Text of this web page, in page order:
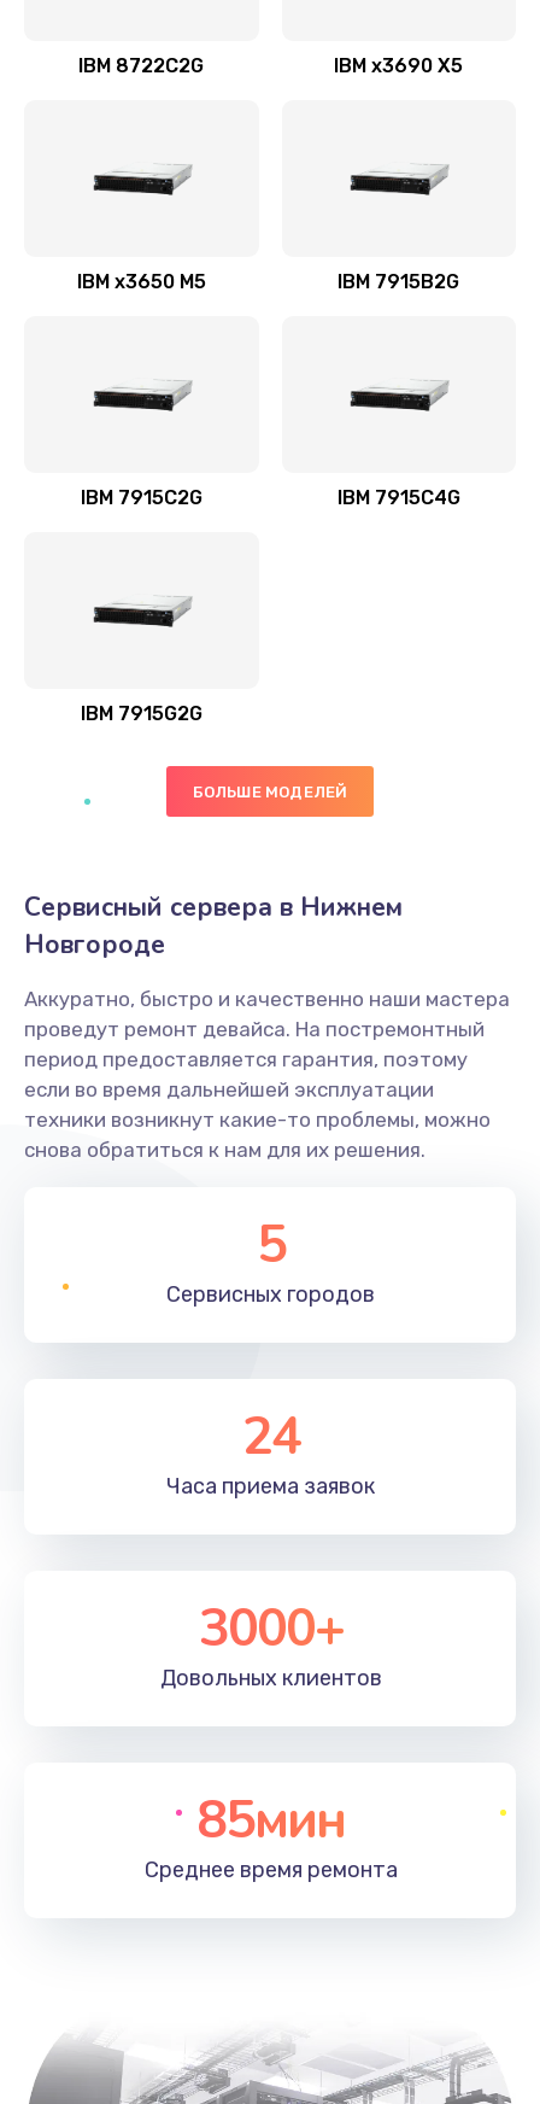
IBM 8722C2G IBM x3690 X5
IBM x3650 M5 IBM 7915B2G
IBM 7915C2G IBM 7915C4G
IBM 7915G2G
БОЛЬШЕ МОДЕЛЕЙ
Сервисный сервера в Нижнем
Новгороде
Аккуратно, быстро и качественно наши мастера
проведут ремонт девайса. На постремонтный
период предоставляется гарантия, поэтому
если во время дальнейшей эксплуатации
техники возникнут какие-то проблемы, можно
снова обратиться к нам для их решения.
5
Сервисных городов
24
Часа приема заявок
3000+
Довольных клиентов
85мин
Среднее время ремонта